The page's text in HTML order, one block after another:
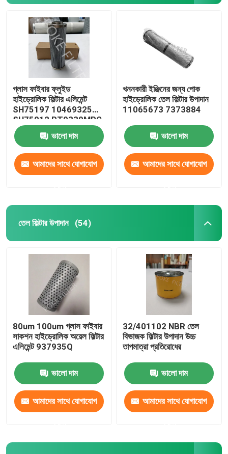
মোমবাতি ফিল্টার উপাদান
গ্লাস ফাইবার ফ্লুইড
হাইড্রোলিক ফিল্টার এলিমেন্ট
SH75197 10469325
SH75012 PT9330MPG
ভালো দাম
আমাদের সাথে যোগাযোগ
খননকারী ইঞ্জিনের জন্য পোক
হাইড্রোলিক তেল ফিল্টার উপাদান
11065673 7373884
ভালো দাম
আমাদের সাথে যোগাযোগ
তেল ফিল্টার উপাদান (54)
80um 100um গ্লাস ফাইবার
সাকশন হাইড্রোলিক অয়েল ফিল্টার
এলিমেন্ট 937935Q
ভালো দাম
আমাদের সাথে যোগাযোগ
32/401102 NBR তেল
বিভাজক ফিল্টার উপাদান উচ্চ
তাপমাত্রা প্রতিরোধের
ভালো দাম
আমাদের সাথে যোগাযোগ